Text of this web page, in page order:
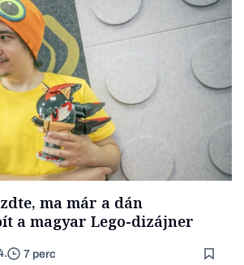
ma már a dán
a magyar Lego-dizájner
7 perc